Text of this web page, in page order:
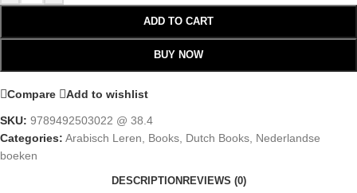
ADD TO CART
BUY NOW
Compare Add to wishlist
SKU: 9789492503022 @ 38.4
Categories: Arabisch Leren, Books, Dutch Books, Nederlandse
boeken
DESCRIPTION REVIEWS (0)